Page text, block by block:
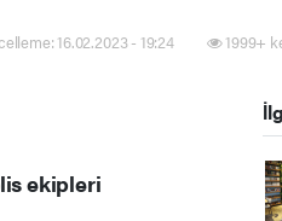
16.02.2023 - 19:24 1999+
ekipleri